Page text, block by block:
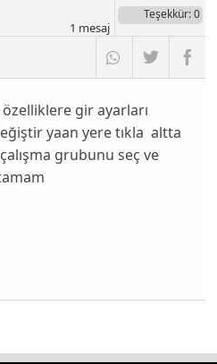
Teşekkür: 0
1 mesaj
gir ayarları
yaan yere tıkla altta
grubunu seç ve